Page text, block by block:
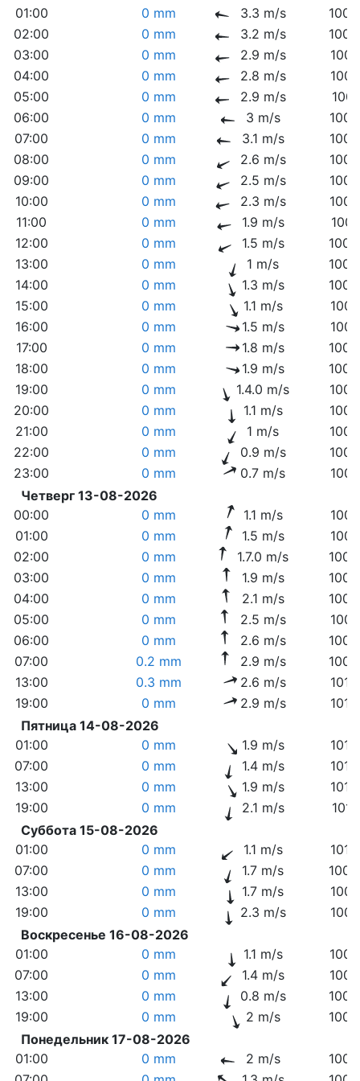
01:00
0 mm 3.3 m/s
02:00
0 mm 3.2 m/s
03:00
0 mm 2.9 m/s
04:00
0 mm 2.8 m/s
05:00
0 mm 2.9 m/s
06:00
0 mm 3 m/s
07:00
0 mm 3.1 m/s
08:00
0 mm 2.6 m/s
09:00
0 mm 2.5 m/s
10:00
0 mm 2.3 m/s
11:00
0 mm 1.9 m/s
12:00
0 mm 1.5 m/s
13:00
0 mm 1 m/s
14:00
0 mm 1.3 m/s
15:00
0 mm 1.1 m/s
16:00
0 mm 1.5 m/s
17:00
0 mm 1.8 m/s
18:00
0 mm 1.9 m/s
19:00
0 mm 1.4.0 m/s
20:00
0 mm 1.1 m/s
21:00
0 mm 1 m/s
22:00
0 mm 0.9 m/s
23:00
0 mm 0.7 m/s
Четверг 13-08-2026
00:00
0 mm 1.1 m/s
01:00
0 mm 1.5 m/s
02:00
0 mm 1.7.0 m/s
03:00
0 mm 1.9 m/s
04:00
0 mm 2.1 m/s
05:00
0 mm 2.5 m/s
06:00
0 mm 2.6 m/s
07:00
0.2 mm 2.9 m/s
13:00
0.3 mm 2.6 m/s
19:00
0 mm 2.9 m/s
Пятница 14-08-2026
01:00
0 mm 1.9 m/s
07:00
0 mm 1.4 m/s
13:00
0 mm 1.9 m/s
19:00
0 mm 2.1 m/s
Суббота 15-08-2026
01:00
0 mm 1.1 m/s
07:00
0 mm 1.7 m/s
13:00
0 mm 1.7 m/s
19:00
0 mm 2.3 m/s
Воскресенье 16-08-2026
01:00
0 mm 1.1 m/s
07:00
0 mm 1.4 m/s
13:00
0 mm 0.8 m/s
19:00
0 mm 2 m/s
Понедельник 17-08-2026
01:00
0 mm 2 m/s